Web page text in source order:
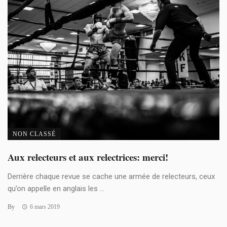
NON CLASSÉ
Aux relecteurs et aux relectrices: merci!
Derrière chaque revue se cache une armée de relecteurs, ceux
qu’on appelle en anglais les ...
By 6 mars 2019